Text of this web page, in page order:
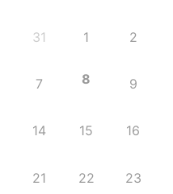
31 1 2
7 8 9
14 15 16
21 22 23